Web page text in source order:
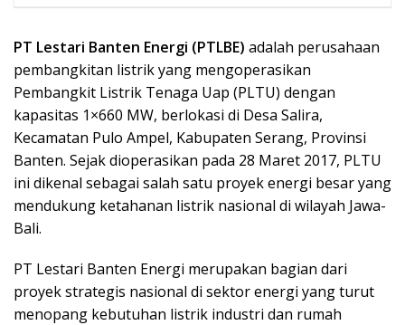
PT Lestari Banten Energi (PTLBE) adalah perusahaan
pembangkitan listrik yang mengoperasikan
Pembangkit Listrik Tenaga Uap (PLTU) dengan
kapasitas 1×660 MW, berlokasi di Desa Salira,
Kecamatan Pulo Ampel, Kabupaten Serang, Provinsi
Banten. Sejak dioperasikan pada 28 Maret 2017, PLTU
ini dikenal sebagai salah satu proyek energi besar yang
mendukung ketahanan listrik nasional di wilayah Jawa-
Bali.
PT Lestari Banten Energi merupakan bagian dari
proyek strategis nasional di sektor energi yang turut
menopang kebutuhan listrik industri dan rumah